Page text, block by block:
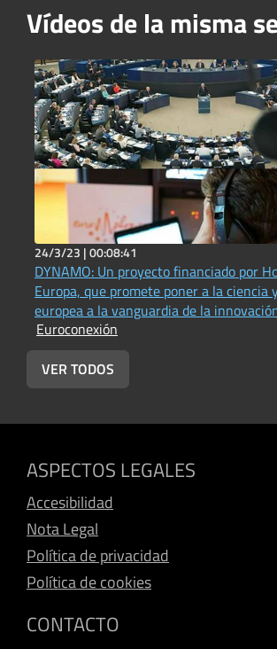
Vídeos de la misma
24/3/23 |00:08:41
DYNAMO: Un proyecto financiado por
Europa, que promete poner a la ciencia
europea a la vanguardia de la
en materia de acústica física, fotónica e
(Universitat Jaume I - Vox UJI Radio))
Euroconexión
VER TODOS
ASPECTOS LEGALES
Accesibilidad
Nota Legal
Política de privacidad
Política de cookies
CONTACTO